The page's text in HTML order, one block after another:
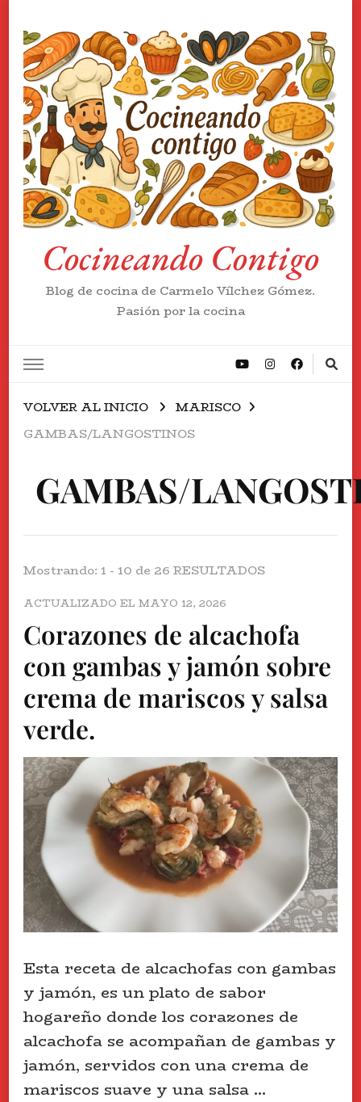
Cocineando Contigo
Blog de cocina de Carmelo Vílchez Gómez.
Pasión por la cocina
VOLVER AL INICIO
MARISCO
GAMBAS/LANGOSTINOS
GAMBAS/
Mostrando: 1 - 10 de 26 RESULTADOS
ACTUALIZADO EL MAYO 12, 2026
Corazones de alcachofa
con gambas y jamón sobre
crema de mariscos y salsa
verde.
Esta receta de alcachofas con gambas
y jamón, es un plato de sabor
hogareño donde los corazones de
alcachofa se acompañan de gambas y
jamón, servidos con una crema de
mariscos suave y una salsa …